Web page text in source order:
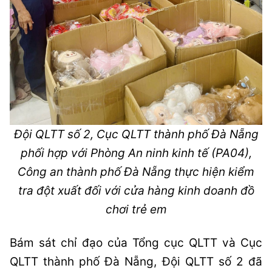
Đội QLTT số 2, Cục QLTT thành phố Đà Nẵng
phối hợp với Phòng An ninh kinh tế (PA04),
Công an thành phố Đà Nẵng thực hiện kiểm
tra đột xuất đối với cửa hàng kinh doanh đồ
chơi trẻ em
Bám sát chỉ đạo của Tổng cục QLTT và Cục
QLTT thành phố Đà Nẵng, Đội QLTT số 2 đã